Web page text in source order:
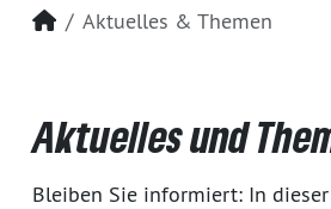
Startseite
Aktuelles & Themen
Aktuelles und
Bleiben Sie informiert: In